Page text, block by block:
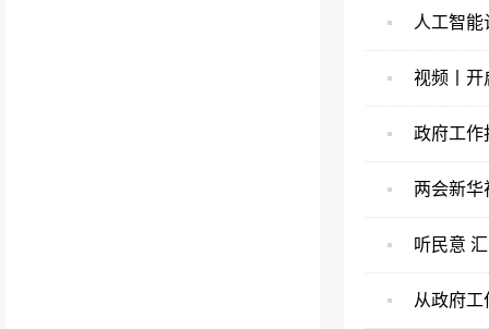
人工智能
视频丨开
政府工作
两会新华
听民意
从政府